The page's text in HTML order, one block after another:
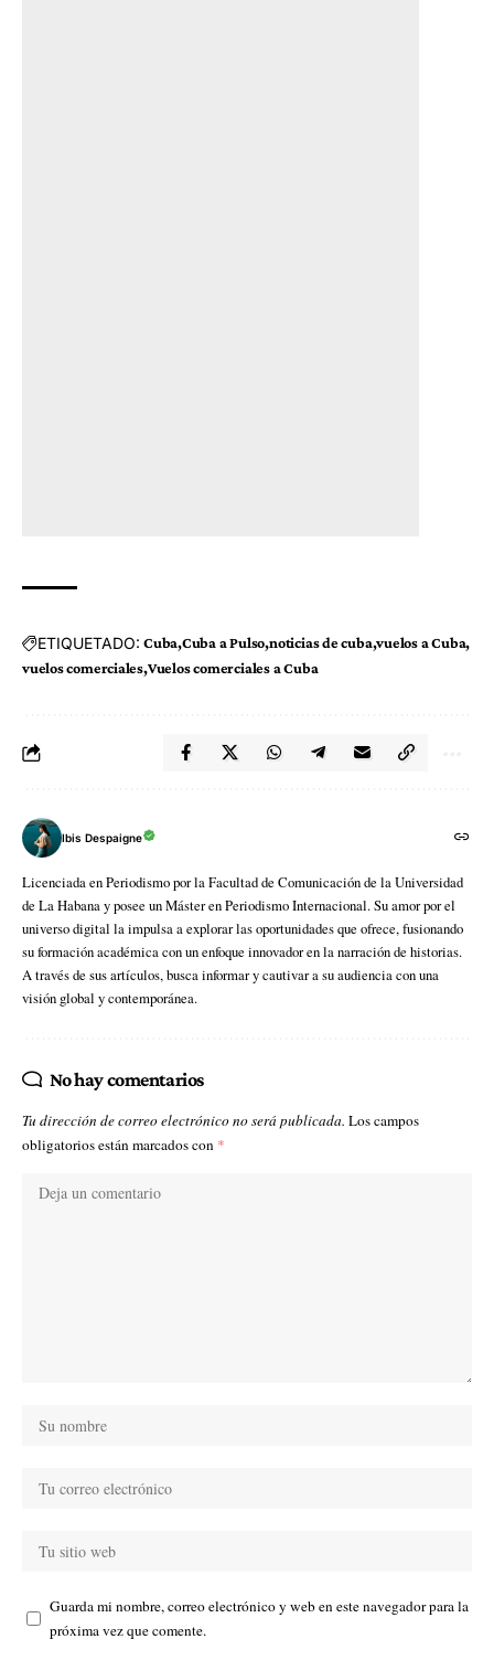
ETIQUETADO: Cuba Cuba a Pulso noticias de cuba vuelos a Cuba
vuelos comerciales Vuelos comerciales a Cuba
Ibis Despaigne
Licenciada en Periodismo por la Facultad de Comunicación de la Universidad
de La Habana y posee un Máster en Periodismo Internacional. Su amor por el
universo digital la impulsa a explorar las oportunidades que ofrece, fusionando
su formación académica con un enfoque innovador en la narración de historias.
A través de sus artículos, busca informar y cautivar a su audiencia con una
visión global y contemporánea.
No hay comentarios
Tu dirección de correo electrónico no será publicada. Los campos
obligatorios están marcados con *
Guarda mi nombre, correo electrónico y web en este navegador para la
próxima vez que comente.